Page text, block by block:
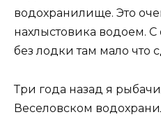
водохранилище. Это
нахлыстовика водоем.
без лодки там мало что
Три года назад я
Веселовском